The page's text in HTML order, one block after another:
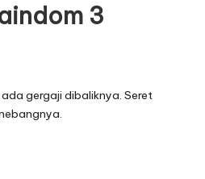
3
gergaji dibaliknya. Seret